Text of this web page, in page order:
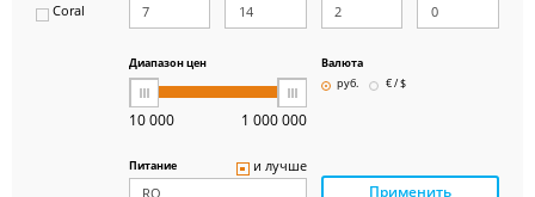
Coral
Диапазон цен
10 000 1 000 000
Валюта
руб.
€ / $
Питание и лучше
Применить